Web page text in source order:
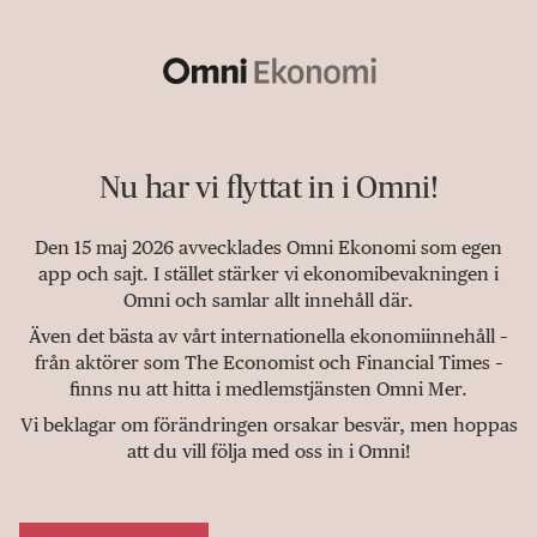
Nu har vi flyttat in i Omni!
Den 15 maj 2026 avvecklades Omni Ekonomi som egen
app och sajt. I stället stärker vi ekonomibevakningen i
Omni och samlar allt innehåll där.
Även det bästa av vårt internationella ekonomiinnehåll –
från aktörer som The Economist och Financial Times –
finns nu att hitta i medlemstjänsten Omni Mer.
Vi beklagar om förändringen orsakar besvär, men hoppas
att du vill följa med oss in i Omni!